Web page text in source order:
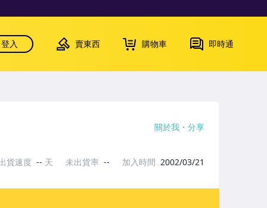
登入 賣東西 購物車 即時通
關於我 分享
貨速度 -- 天 未出貨率 -- 加入時間 2002/03/21